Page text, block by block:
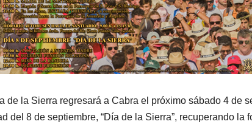
de la Sierra regresará a Cabra el próximo sábado 4 de
del 8 de septiembre, “Día de la Sierra”, recuperando la